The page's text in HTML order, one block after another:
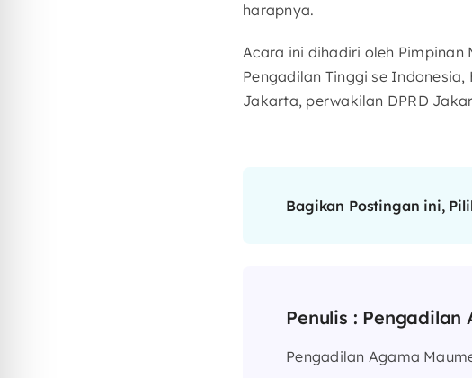
harapnya.
Acara ini dihadiri oleh Pimpinan
Pengadilan Tinggi se
Jakarta, perwakilan DPRD
Bagikan Postingan ini,
Penulis : Pengadilan
Pengadilan Agama